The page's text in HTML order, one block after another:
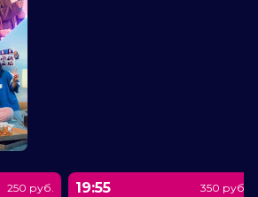
250 руб.
19:55
350 руб.